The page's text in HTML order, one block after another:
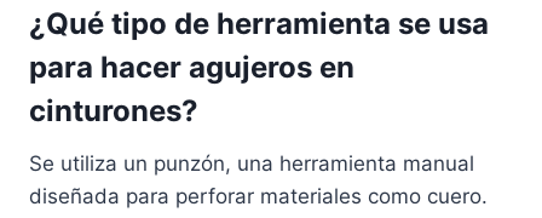
¿Qué tipo de herramienta se usa
para hacer agujeros en
cinturones?
Se utiliza un punzón, una herramienta manual
diseñada para perforar materiales como cuero.